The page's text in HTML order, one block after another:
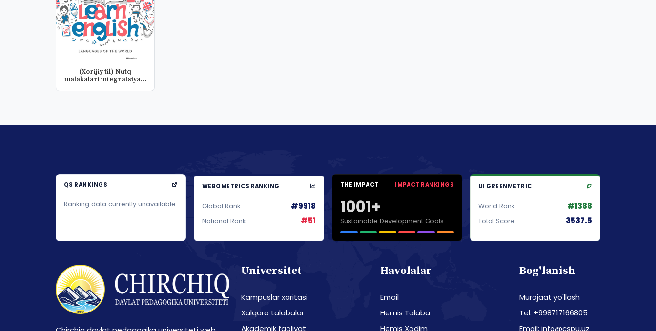
(Xorijiy til) Nutq
malakalari integratsiyasi
QS RANKINGS
Ranking data currently unavailable.
WEBOMETRICS RANKING
Global Rank #9918
National Rank #51
THE IMPACT IMPACT RANKINGS
1001+
Sustainable Development Goals
UI GREENMETRIC
World Rank #1388
Total Score 3537.5
Universitet
Kampuslar xaritasi
Xalqaro talabalar
Akademik faoliyat
Havolalar
Email
Hemis Talaba
Hemis Xodim
Bog'lanish
Murojaat yo'llash
Tel: +998717166805
Email: info@cspu.uz